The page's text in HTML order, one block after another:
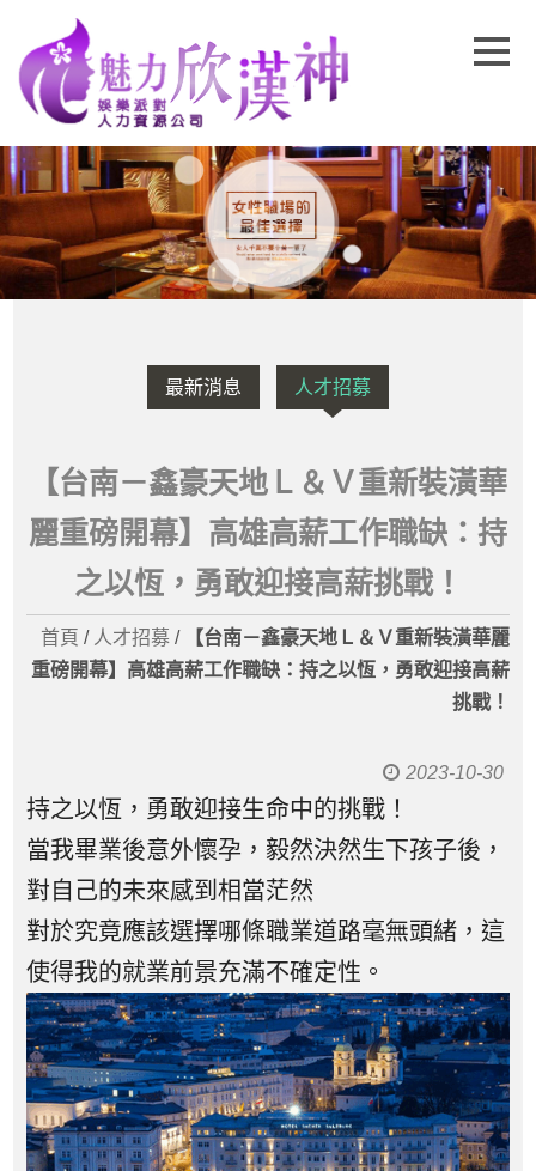
最新消息 人才招募
【台南－鑫豪天地Ｌ＆Ｖ重新裝潢華
麗重磅開幕】高雄高薪工作職缺：持
之以恆，勇敢迎接高薪挑戰！
首頁 / 人才招募 /
【台南－鑫豪天地Ｌ＆Ｖ重新裝潢華麗
重磅開幕】高雄高薪工作職缺：持之以恆，勇敢迎接高薪
挑戰！
2023-10-30
持之以恆，勇敢迎接生命中的挑戰！
當我畢業後意外懷孕，毅然決然生下孩子後，
對自己的未來感到相當茫然
對於究竟應該選擇哪條職業道路毫無頭緒，這
使得我的就業前景充滿不確定性。